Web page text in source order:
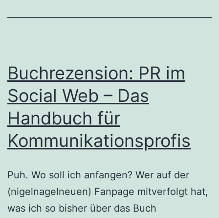
Buchrezension: PR im
Social Web – Das
Handbuch für
Kommunikationsprofis
Puh. Wo soll ich anfangen? Wer auf der
(nigelnagelneuen) Fanpage mitverfolgt hat,
was ich so bisher über das Buch